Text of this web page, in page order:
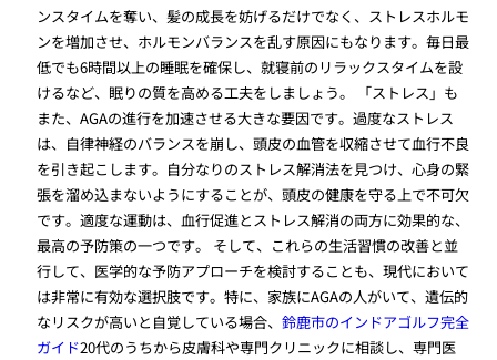
ンスタイムを奪い、髪の成長を妨げるだけでなく、ストレスホルモ
ンを増加させ、ホルモンバランスを乱す原因にもなります。毎日最
低でも6時間以上の睡眠を確保し、就寝前のリラックスタイムを設
けるなど、眠りの質を高める工夫をしましょう。 「ストレス」も
また、AGAの進行を加速させる大きな要因です。過度なストレス
は、自律神経のバランスを崩し、頭皮の血管を収縮させて血行不良
を引き起こします。自分なりのストレス解消法を見つけ、心身の緊
張を溜め込まないようにすることが、頭皮の健康を守る上で不可欠
です。適度な運動は、血行促進とストレス解消の両方に効果的な、
最高の予防策の一つです。 そして、これらの生活習慣の改善と並
行して、医学的な予防アプローチを検討することも、現代において
は非常に有効な選択肢です。特に、家族にAGAの人がいて、遺伝的
なリスクが高いと自覚している場合、鈴鹿市のインドアゴルフ完全
ガイド20代のうちから皮膚科や専門クリニックに相談し、専門医